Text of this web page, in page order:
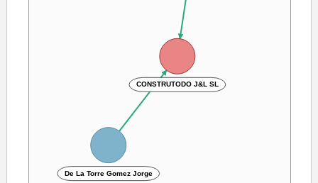
CONSTRUTODO J&L SL
De La Torre Gomez Jorge